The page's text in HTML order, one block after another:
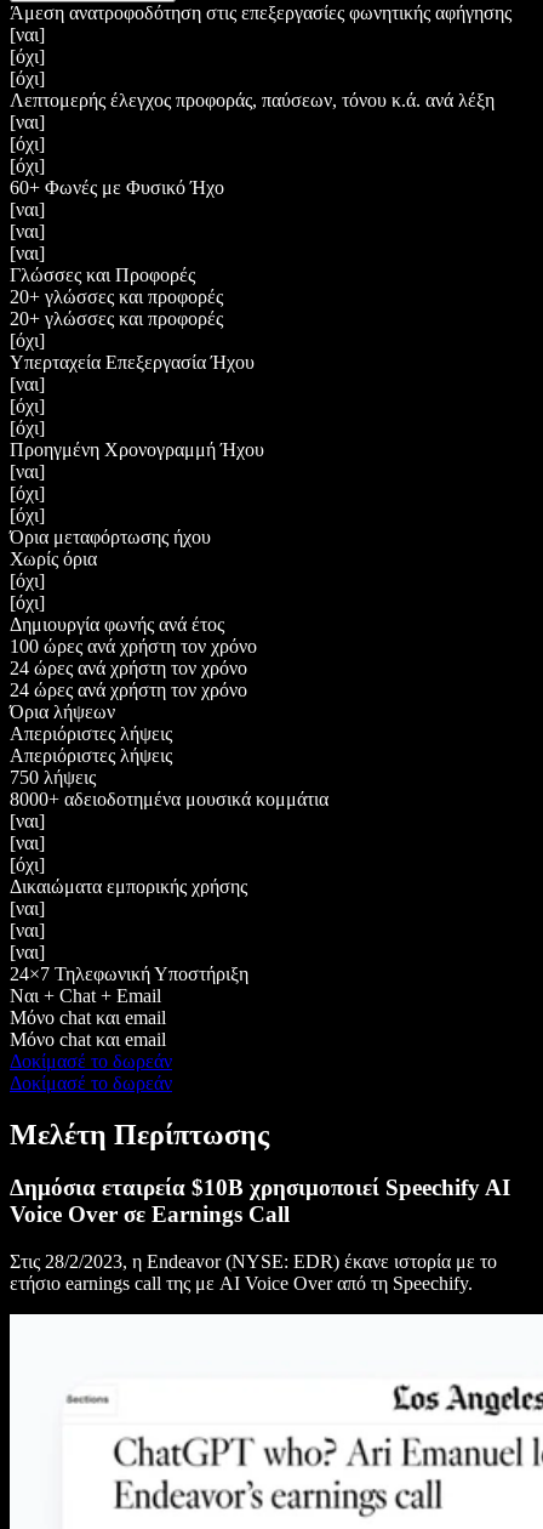
Άμεση ανατροφοδότηση στις επεξεργασίες φωνητικής αφήγησης
[ναι]
[όχι]
[όχι]
Λεπτομερής έλεγχος προφοράς, παύσεων, τόνου κ.ά. ανά λέξη
[ναι]
[όχι]
[όχι]
60+ Φωνές με Φυσικό Ήχο
[ναι]
[ναι]
[ναι]
Γλώσσες και Προφορές
20+ γλώσσες και προφορές
20+ γλώσσες και προφορές
[όχι]
Υπερταχεία Επεξεργασία Ήχου
[ναι]
[όχι]
[όχι]
Προηγμένη Χρονογραμμή Ήχου
[ναι]
[όχι]
[όχι]
Όρια μεταφόρτωσης ήχου
Χωρίς όρια
[όχι]
[όχι]
Δημιουργία φωνής ανά έτος
100 ώρες ανά χρήστη τον χρόνο
24 ώρες ανά χρήστη τον χρόνο
24 ώρες ανά χρήστη τον χρόνο
Όρια λήψεων
Απεριόριστες λήψεις
Απεριόριστες λήψεις
750 λήψεις
8000+ αδειοδοτημένα μουσικά κομμάτια
[ναι]
[ναι]
[όχι]
Δικαιώματα εμπορικής χρήσης
[ναι]
[ναι]
[ναι]
24×7 Τηλεφωνική Υποστήριξη
Ναι + Chat + Email
Μόνο chat και email
Μόνο chat και email
Δοκίμασέ το δωρεάν
Δοκίμασέ το δωρεάν
Μελέτη Περίπτωσης
Δημόσια εταιρεία $10B χρησιμοποιεί Speechify AI
Voice Over σε Earnings Call
Στις 28/2/2023, η Endeavor (NYSE: EDR) έκανε ιστορία με το
ετήσιο earnings call της με AI Voice Over από τη Speechify.